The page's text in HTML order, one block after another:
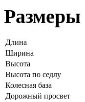
Размеры
Длина
Ширина
Высота
Высота по седлу
Колесная база
Дорожный просвет